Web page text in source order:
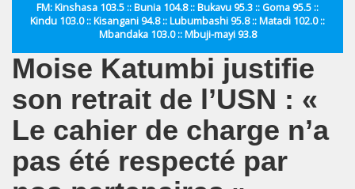
FM: Kinshasa 103.5 :: Bunia 104.8 :: Bukavu 95.3 :: Goma 95.5 ::
Kindu 103.0 :: Kisangani 94.8 :: Lubumbashi 95.8 :: Matadi 102.0 ::
Mbandaka 103.0 :: Mbuji-mayi 93.8
Moise Katumbi justifie
son retrait de l’USN : «
Le cahier de charge n’a
pas été respecté par